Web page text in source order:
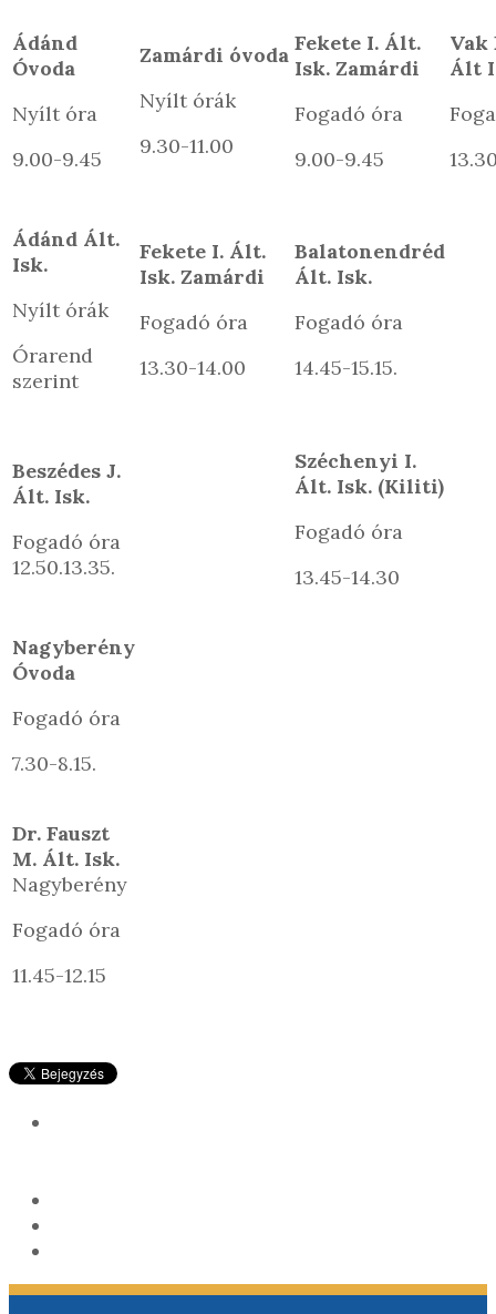
Ádánd
Óvoda
Nyílt óra
9.00-9.45
Zamárdi óvoda
Nyílt órák
9.30-11.00
Fekete I. Ált.
Isk. Zamárdi
Fogadó óra
9.00-9.45
Vak
Ált
Ádánd Ált.
Isk.
Nyílt órák
Órarend
szerint
Fekete I. Ált.
Isk. Zamárdi
Fogadó óra
13.30-14.00
Balatonendréd
Ált. Isk.
Fogadó óra
14.45-15.15.
Beszédes J.
Ált. Isk.
Fogadó óra
12.50.13.35.
Széchenyi I.
Ált. Isk. (Kiliti)
Fogadó óra
13.45-14.30
Nagyberény
Óvoda
Fogadó óra
7.30-8.15.
Dr. Fauszt
M. Ált. Isk.
Nagyberény
Fogadó óra
11.45-12.15